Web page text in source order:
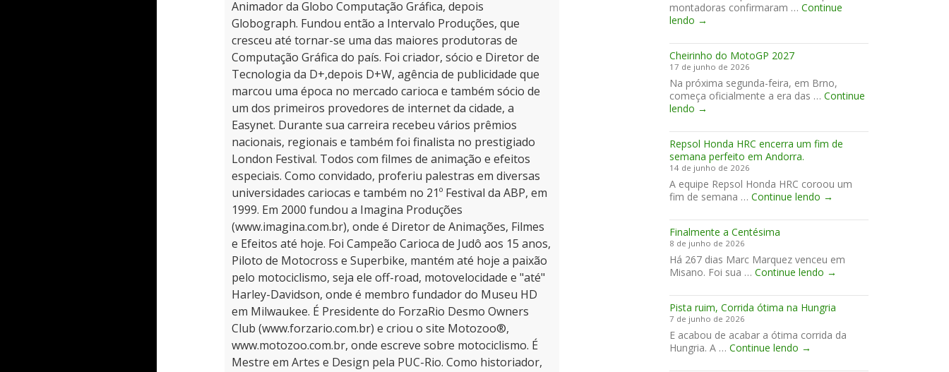
Animador da Globo Computação Gráfica, depois
Globograph. Fundou então a Intervalo Produções, que
cresceu até tornar-se uma das maiores produtoras de
Computação Gráfica do país. Foi criador, sócio e Diretor de
Tecnologia da D+,depois D+W, agência de publicidade que
marcou uma época no mercado carioca e também sócio de
um dos primeiros provedores de internet da cidade, a
Easynet. Durante sua carreira recebeu vários prêmios
nacionais, regionais e também foi finalista no prestigiado
London Festival. Todos com filmes de animação e efeitos
especiais. Como convidado, proferiu palestras em diversas
universidades cariocas e também no 21º Festival da ABP, em
1999. Em 2000 fundou a Imagina Produções
(www.imagina.com.br), onde é Diretor de Animações, Filmes
e Efeitos até hoje. Foi Campeão Carioca de Judô aos 15 anos,
Piloto de Motocross e Superbike, mantém até hoje a paixão
pelo motociclismo, seja ele off-road, motovelocidade e "até"
Harley-Davidson, onde é membro fundador do Museu HD
em Milwaukee. É Presidente do ForzaRio Desmo Owners
Club (www.forzario.com.br) e criou o site Motozoo®,
www.motozoo.com.br, onde escreve sobre motociclismo. É
Mestre em Artes e Design pela PUC-Rio. Como historiador,
montadoras confirmaram … Continue
lendo Honda
Grupo
MotoGP
assinam
acordo
para
2027-
→
Cheirinho do MotoGP 2027
17 de junho de 2026
Na próxima segunda-feira, em Brno,
começa oficialmente a era das … Continue
lendo Cheirinho
MotoGP
2027
→
Repsol Honda HRC encerra um fim de
semana perfeito em Andorra.
14 de junho de 2026
A equipe Repsol Honda HRC coroou um
fim de semana … Continue lendo Repsol
HRC
fim
de
perfeito
em
→
Finalmente a Centésima
8 de junho de 2026
Há 267 dias Marc Marquez venceu em
Misano. Foi sua … Continue lendo Finalmente
Centésima
→
Pista ruim, Corrida ótima na Hungria
7 de junho de 2026
E acabou de acabar a ótima corrida da
Hungria. A … Continue lendo Pista
→